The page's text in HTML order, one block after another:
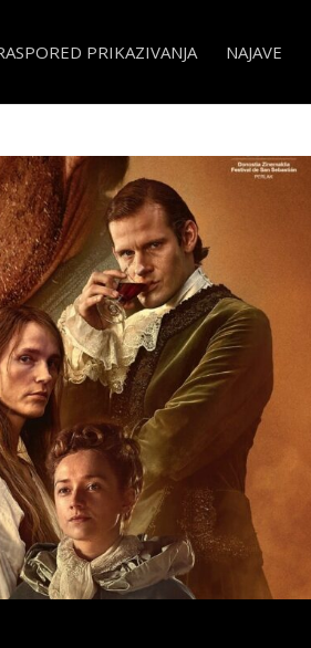
PRIKAZIVANJA NAJAVE